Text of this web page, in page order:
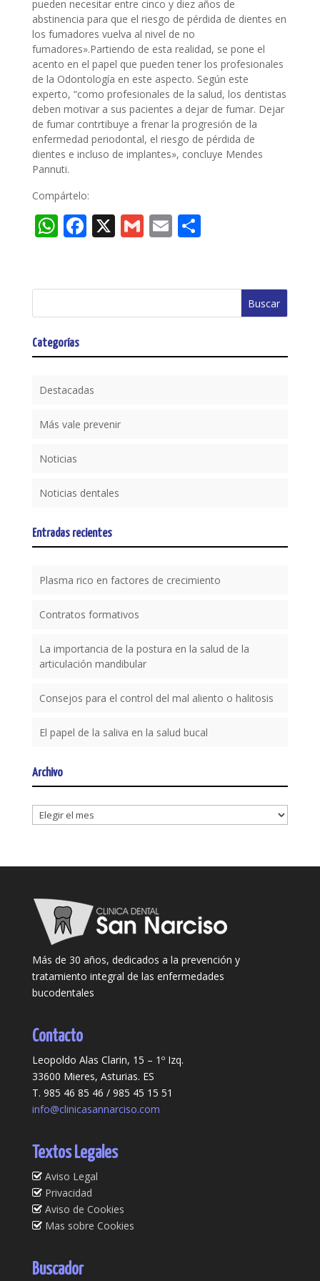
pueden necesitar entre cinco y diez años de
abstinencia para que el riesgo de pérdida de dientes en
los fumadores vuelva al nivel de no
fumadores».Partiendo de esta realidad, se pone el
acento en el papel que pueden tener los profesionales
de la Odontología en este aspecto. Según este
experto, “como profesionales de la salud, los dentistas
deben motivar a sus pacientes a dejar de fumar. Dejar
de fumar contrtibuye a frenar la progresión de la
enfermedad periodontal, el riesgo de pérdida de
dientes e incluso de implantes», concluye Mendes
Pannuti.
Compártelo:
W
s
A
p
p
F
b
o
k
X G
l
E
l
C
p
ar
r
Categorías
Destacadas
Más vale prevenir
Noticias
Noticias dentales
Entradas recientes
Plasma rico en factores de crecimiento
Contratos formativos
La importancia de la postura en la salud de la
articulación mandibular
Consejos para el control del mal aliento o halitosis
El papel de la saliva en la salud bucal
Archivo
Archivo
Más de 30 años, dedicados a la prevención y
tratamiento integral de las enfermedades
bucodentales
Contacto
Leopoldo Alas Clarin, 15 – 1º Izq.
33600 Mieres, Asturias. ES
T. 985 46 85 46 / 985 45 15 51
info@clinicasannarciso.com
Textos Legales
Aviso Legal
Privacidad
Aviso de Cookies
Mas sobre Cookies
Buscador